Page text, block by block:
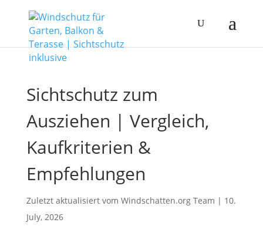
Sichtschutz zum
Ausziehen | Vergleich,
Kaufkriterien &
Empfehlungen
Zuletzt aktualisiert vom Windschatten.org Team | 10.
July, 2026